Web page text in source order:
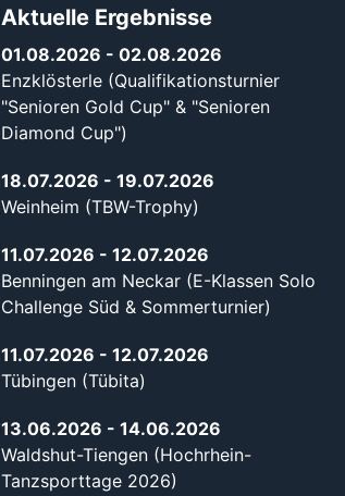
Aktuelle Ergebnisse
01.08.2026 - 02.08.2026
Enzklösterle (Qualifikationsturnier
"Senioren Gold Cup" & "Senioren
Diamond Cup")
18.07.2026 - 19.07.2026
Weinheim (TBW-Trophy)
11.07.2026 - 12.07.2026
Benningen am Neckar (E-Klassen Solo
Challenge Süd & Sommerturnier)
11.07.2026 - 12.07.2026
Tübingen (Tübita)
13.06.2026 - 14.06.2026
Waldshut-Tiengen (Hochrhein-
Tanzsporttage 2026)